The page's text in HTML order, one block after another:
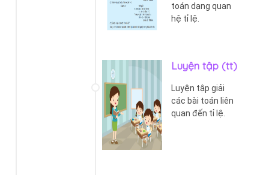
toán dạng quan
hệ tỉ lệ.
Luyện tập (tt)
Luyện tập giải
các bài toán liên
quan đến tỉ lệ.